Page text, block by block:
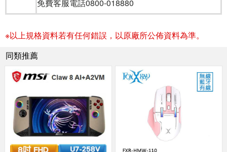
免費客服電話0800-018880
※以上規格資料若有任何錯誤，以原廠所公佈資料為準。
同類推薦